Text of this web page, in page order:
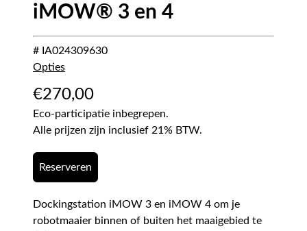
iMOW® 3 en 4
# IA024309630
Opties
€270,00
Eco-participatie inbegrepen.
Alle prijzen zijn inclusief 21% BTW.
Reserveren
Dockingstation iMOW 3 en iMOW 4 om je
robotmaaier binnen of buiten het maaigebied te